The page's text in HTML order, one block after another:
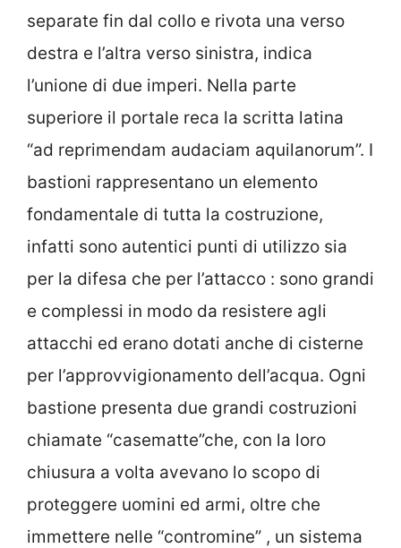
separate fin dal collo e rivota una verso
destra e l’altra verso sinistra, indica
l’unione di due imperi. Nella parte
superiore il portale reca la scritta latina
“ad reprimendam audaciam aquilanorum”. I
bastioni rappresentano un elemento
fondamentale di tutta la costruzione,
infatti sono autentici punti di utilizzo sia
per la difesa che per l’attacco : sono grandi
e complessi in modo da resistere agli
attacchi ed erano dotati anche di cisterne
per l’approvvigionamento dell’acqua. Ogni
bastione presenta due grandi costruzioni
chiamate “casematte”che, con la loro
chiusura a volta avevano lo scopo di
proteggere uomini ed armi, oltre che
immettere nelle “contromine” , un sistema